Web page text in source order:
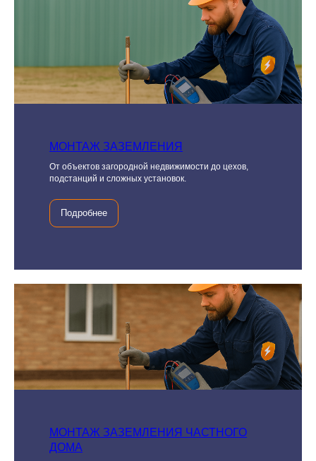
МОНТАЖ ЗАЗЕМЛЕНИЯ
От объектов загородной недвижимости до цехов,
подстанций и сложных установок.
Подробнее
МОНТАЖ ЗАЗЕМЛЕНИЯ ЧАСТНОГО
ДОМА